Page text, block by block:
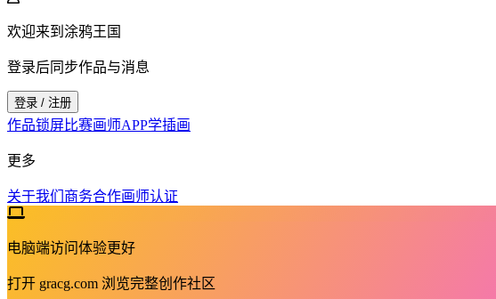
欢迎来到涂鸦王国
登录后同步作品与消息
登录 / 注册
作品锁屏比赛画师APP学插画
更多
关于我们 商务合作画师认证
电脑端访问体验更好
打开 gracg.com 浏览完整创作社区